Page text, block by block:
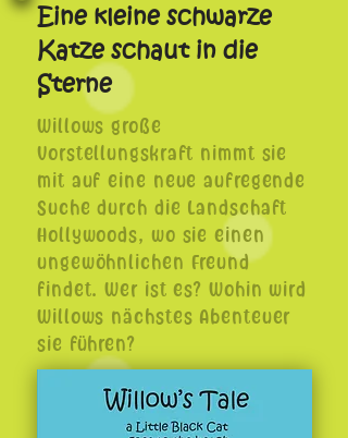
Eine kleine schwarze
Katze schaut in die
Sterne
Willows große
Vorstellungskraft nimmt sie
mit auf eine neue aufregende
Suche durch die Landschaft
Hollywoods, wo sie einen
ungewöhnlichen Freund
findet. Wer ist es? Wohin wird
Willows nächstes Abenteuer
sie führen?